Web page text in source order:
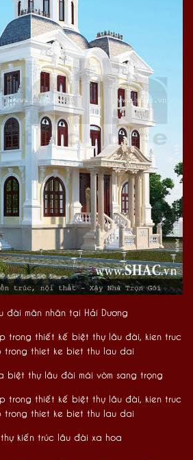
đài mãn nhãn tại Hải Dương
biệt thự lâu đài mái vòm sang trọng
kiến trúc lâu đài xa hoa